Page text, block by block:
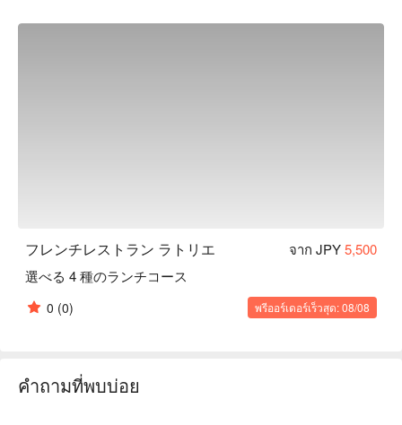
フレンチレストラン ラトリエ จาก JPY5,500
選べる 4 種のランチコース
0 (0) พรีออร์เดอร์เร็วสุด: 08/08
คำถามที่พบบ่อย